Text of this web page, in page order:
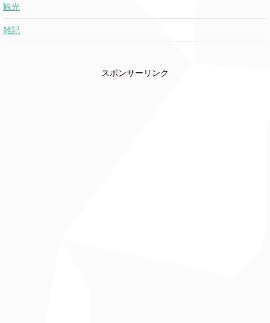
観光
雑記
スポンサーリンク